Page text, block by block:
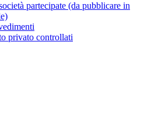
partecipate (da pubblicare in
privato controllati